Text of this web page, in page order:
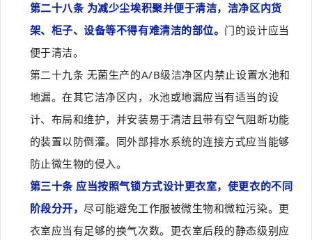
第二十八条 为减少尘埃积聚并便于清洁，洁净区内货
架、柜子、设备等不得有难清洁的部位。 门的设计应当
便于清洁。
第二十九条 无菌生产的A/B级洁净区内禁止设置水池和
地漏。在其它洁净区内，水池或地漏应当有适当的设
计、布局和维护，并安装易于清洁且带有空气阻断功能
的装置以防倒灌。同外部排水系统的连接方式应当能够
防止微生物的侵入。
第三十条 应当按照气锁方式设计更衣室，使更衣的不同
阶段分开，尽可能避免工作服被微生物和微粒污染。更
衣室应当有足够的换气次数。更衣室后段的静态级别应